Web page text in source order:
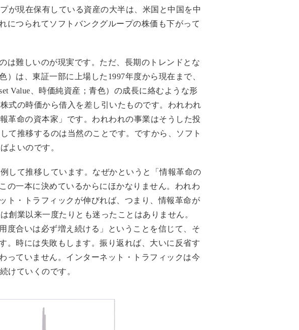
が現在保有している資産の大半は、米国と中国を中
につられてソフトバンクグループの株価も下がって
は難しいのが現実です。ただ、長期のトレンドとな
は、東証一部に上場した1997年度から現在まで、
Value、時価純資産；青色）の成長に絡むような形
式の時価から借入を差し引いたものです。われわれ
革命の資本家」です。われわれの事業はそうした投
て推移するのは当然のことです。ですから、ソフト
よいのです。
して推移しています。なぜかというと「情報革命の
の一本に決めているからにほかなりません。われわ
ト・トラフィックが伸びれば、つまり、情報革命が
業以来一度たりとも迷ったことはありません。
度合いは必ず増え続ける」ということを信じて、そ
。時には失敗もします。振り返れば、大いに反省す
っていません。インターネット・トラフィックは今
けていくのです。